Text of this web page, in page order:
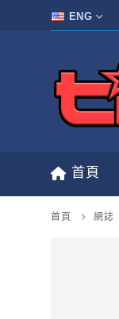
ENG
首頁
首頁 網誌